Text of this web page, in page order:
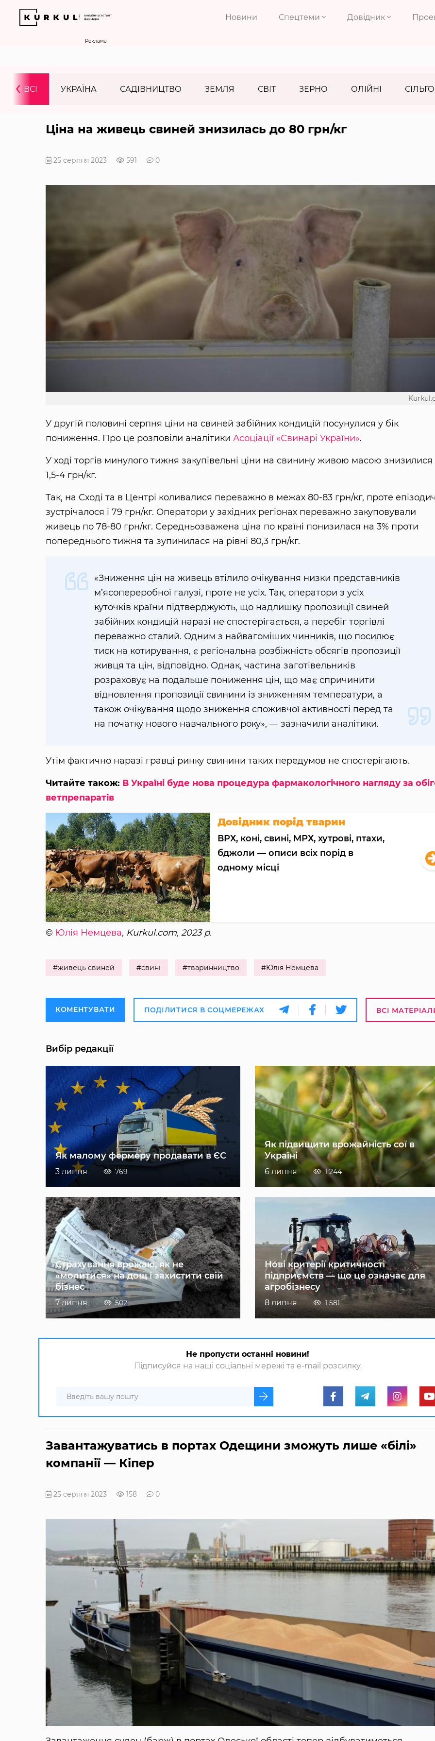
Новини Спецтеми Довідник
Реклама
ВСІ УКРАЇНА САДІВНИЦТВО ЗЕМЛЯ СВІТ ЗЕРНО ОЛІЙНІ
‹
Ціна на живець свиней знизилась до 80 грн/кг
25 серпня 2023 591 0
У другій половині серпня ціни на свиней забійних кондицій посунулися у бік
пониження. Про це розповіли аналітики Асоціації «Свинарі України».
У ході торгів минулого тижня закупівельні ціни на свинину живою масою знизилися
1,5-4 грн/кг.
Так, на Сході та в Центрі коливалися переважно в межах 80-83 грн/кг, проте
зустрічалося і 79 грн/кг. Оператори у західних регіонах переважно закуповували
живець по 78-80 грн/кг. Середньозважена ціна по країні понизилася на 3% проти
попереднього тижня та зупинилася на рівні 80,3 грн/кг.
«Зниження цін на живець втілило очікування низки представників
м’ясопереробної галузі, проте не усіх. Так, оператори з усіх
куточків країни підтверджують, що надлишку пропозиції свиней
забійних кондицій наразі не спостерігається, а перебіг торгівлі
переважно сталий. Одним з найвагоміших чинників, що посилює
тиск на котирування, є регіональна розбіжність обсягів пропозиції
живця та цін, відповідно. Однак, частина заготівельників
розраховує на подальше пониження цін, що має спричинити
відновлення пропозиції свинини із зниженням температури, а
також очікування щодо зниження споживчої активності перед та
на початку нового навчального року», — зазначили аналітики.
Утім фактично наразі гравці ринку свинини таких передумов не спостерігають.
Читайте також: В Україні буде нова процедура фармакологічного нагляду за
ветпрепаратів
Довідник порід тварин
ВРХ, коні, свині, МРХ, хутрові, птахи,
бджоли — описи всіх порід в
одному місці
© Юлія Немцева, Kurkul.com, 2023 р.
#живець свиней #свині #тваринництво #Юлія Немцева
КОМЕНТУВАТИ ПОДІЛИТИСЯ В СОЦМЕРЕЖАХ ВСІ
Вибір редакції
Як малому фермеру продавати в ЄС
3 липня 769
Як підвищити врожайність сої в
Україні
6 липня 1 244
Страхування врожаю, як не
«молитися» на дощ і захистити свій
бізнес
7 липня 502
Нові критерії критичності
підприємств — що це означає для
агробізнесу
8 липня 1 581
Не пропусти останні новини!
Підписуйся на наші соціальні мережі та e-mail розсилку.
Завантажуватись в портах Одещини зможуть лише «білі»
компанії — Кіпер
25 серпня 2023 158 0